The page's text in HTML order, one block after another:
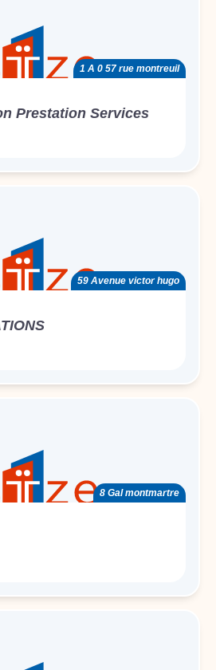
1 A 0 57 rue montreuil
Prestation Services
59 Avenue victor hugo
8 Gal montmartre